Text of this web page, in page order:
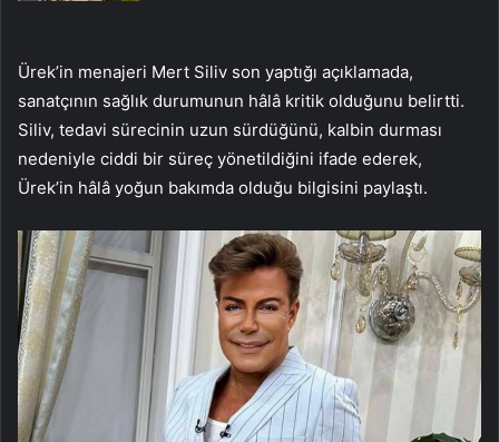
Ürek’in menajeri Mert Siliv son yaptığı açıklamada,
sanatçının sağlık durumunun hâlâ kritik olduğunu belirtti.
Siliv, tedavi sürecinin uzun sürdüğünü, kalbin durması
nedeniyle ciddi bir süreç yönetildiğini ifade ederek,
Ürek’in hâlâ yoğun bakımda olduğu bilgisini paylaştı.